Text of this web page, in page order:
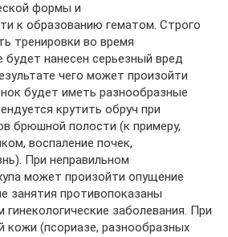
формы и
к образованию гематом. Строго
тренировки во время
будет нанесен серьезный вред
чего может произойти
будет иметь разнообразные
крутить обруч при
брюшной полости (к примеру,
воспаление почек,
При неправильном
может произойти опущение
занятия противопоказаны
заболевания. При
кожи (псориазе, разнообразных